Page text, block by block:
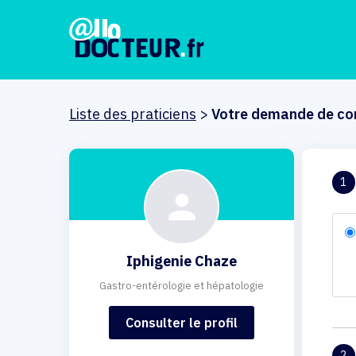
Liste des praticiens > Votre demande de
Iphigenie Chaze
Gastro-entérologie et hépatologie
Consulter le profil
1